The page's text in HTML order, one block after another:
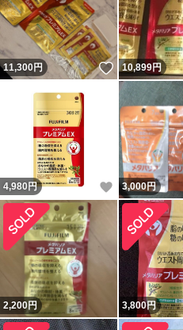
11,300円 いいね！
10,899円
4,980 円 いいね！
3,000円
2,200円 3,800円